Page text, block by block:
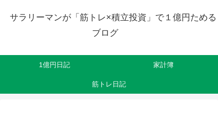
サラリーマンが「筋トレ×積立投資」で１億円ためる
ブログ
1億円日記 家計簿
筋トレ日記